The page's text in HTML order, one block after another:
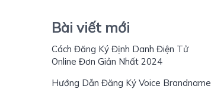
Bài viết mới
Cách Đăng Ký Định Danh Điện Tử
Online Đơn Giản Nhất 2024
Hướng Dẫn Đăng Ký Voice Brandname